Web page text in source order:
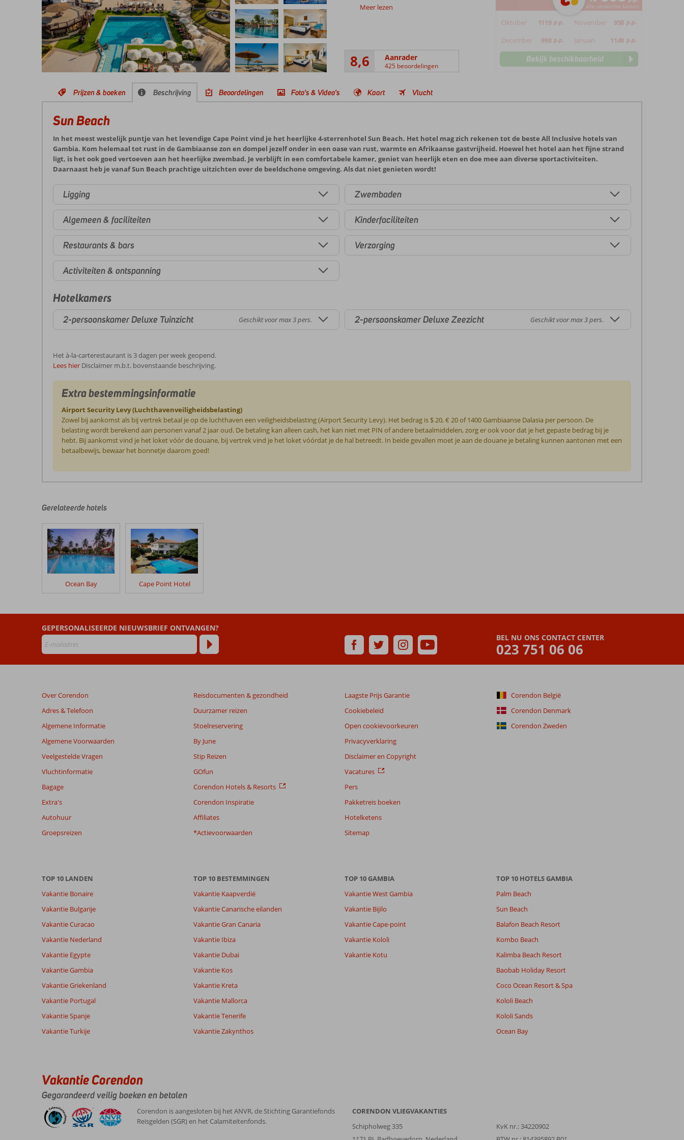
Meer lezen
8,6 Aanrader
425 beoordelingen
*incl. alle verplichte kosten
Oktober 1119 p.p. November 958 p.p.
December 998 p.p. Januari 1148 p.p.
Bekijk beschikbaarheid
Prijzen & boeken Beschrijving Beoordelingen Foto's & Video's Kaart Vlucht
Sun Beach
In het meest westelijk puntje van het levendige Cape Point vind je het heerlijke 4-sterrenhotel Sun Beach. Het hotel mag zich rekenen tot de beste All Inclusive hotels van
Gambia. Kom helemaal tot rust in de Gambiaanse zon en dompel jezelf onder in een oase van rust, warmte en Afrikaanse gastvrijheid. Hoewel het hotel aan het fijne strand
ligt, is het ook goed vertoeven aan het heerlijke zwembad. Je verblijft in een comfortabele kamer, geniet van heerlijk eten en doe mee aan diverse sportactiviteiten.
Daarnaast heb je vanaf Sun Beach prachtige uitzichten over de beeldschone omgeving. Als dat niet genieten wordt!
Ligging
Algemeen & faciliteiten
Restaurants & bars
Activiteiten & ontspanning
Zwembaden
Kinderfaciliteiten
Verzorging
Hotelkamers
2-persoonskamer Deluxe Tuinzicht Geschikt voor max 3 pers. 2-persoonskamer Deluxe Zeezicht Geschikt voor max 3 pers.
Het à-la-carterestaurant is 3 dagen per week geopend.
Lees hier Disclaimer m.b.t. bovenstaande beschrijving.
Extra bestemmingsinformatie
Airport Security Levy (Luchthavenveiligheidsbelasting)
Zowel bij aankomst als bij vertrek betaal je op de luchthaven een veiligheidsbelasting (Airport Security Levy). Het bedrag is $ 20, € 20 of 1400 Gambiaanse Dalasia per persoon. De
belasting wordt berekend aan personen vanaf 2 jaar oud. De betaling kan alleen cash, het kan niet met PIN of andere betaalmiddelen, zorg er ook voor dat je het gepaste bedrag bij je
hebt. Bij aankomst vind je het loket vóór de douane, bij vertrek vind je het loket vóórdat je de hal betreedt. In beide gevallen moet je aan de douane je betaling kunnen aantonen met een
betaalbewijs, bewaar het bonnetje daarom goed!
door
klanten
geschreven
na
hun
verblijf
Beoordelingen
die
ouder
zijn
dan
worden
meer
weergegeven
de
relevantie
de
info
Totale score
Gebaseerd op:
425
8,6
Aanrader
Eten
8,6
Kindvriendelijk 7,5
Wifi kwaliteit
Ervaringen
van onze
klanten
Filter reisgezelschap
Alle
9,0
Met partner
,
31 maart 2026
Gastvrij,
land.
Zeer
vriendelijke
mensen.
Over
Algemene indruk
Eten 10
Kamers
Kindvriendelijk -
Wifi kwaliteit
Gerelateerde hotels
Ocean Bay Cape Point Hotel
BEL NU ONS CONTACT CENTER
023 751 06 06
GEPERSONALISEERDE NIEUWSBRIEF ONTVANGEN?
Over Corendon
Adres & Telefoon
Algemene Informatie
Algemene Voorwaarden
Veelgestelde Vragen
Vluchtinformatie
Bagage
Extra's
Autohuur
Groepsreizen
Reisdocumenten & gezondheid
Duurzamer reizen
Stoelreservering
By June
Stip Reizen
GOfun
Corendon Hotels & Resorts
Corendon Inspiratie
Affiliates
*Actievoorwaarden
Laagste Prijs Garantie
Cookiebeleid
Open cookievoorkeuren
Privacyverklaring
Disclaimer en Copyright
Vacatures
Pers
Pakketreis boeken
Hotelketens
Sitemap
Corendon België
Corendon Denmark
Corendon Zweden
TOP 10 LANDEN
Vakantie Bonaire
Vakantie Bulgarije
Vakantie Curacao
Vakantie Nederland
Vakantie Egypte
Vakantie Gambia
Vakantie Griekenland
Vakantie Portugal
Vakantie Spanje
Vakantie Turkije
TOP 10 BESTEMMINGEN
Vakantie Kaapverdië
Vakantie Canarische eilanden
Vakantie Gran Canaria
Vakantie Ibiza
Vakantie Dubai
Vakantie Kos
Vakantie Kreta
Vakantie Mallorca
Vakantie Tenerife
Vakantie Zakynthos
TOP 10 GAMBIA
Vakantie West Gambia
Vakantie Bijilo
Vakantie Cape-point
Vakantie Kololi
Vakantie Kotu
TOP 10 HOTELS GAMBIA
Palm Beach
Sun Beach
Balafon Beach Resort
Kombo Beach
Kalimba Beach Resort
Baobab Holiday Resort
Coco Ocean Resort & Spa
Kololi Beach
Kololi Sands
Ocean Bay
Vakantie Corendon
Gegarandeerd veilig boeken en betalen
Corendon is aangesloten bij het ANVR, de Stichting Garantiefonds
Reisgelden (SGR) en het Calamiteitenfonds.
CORENDON VLIEGVAKANTIES
Schipholweg 335
KvK nr.: 34220902